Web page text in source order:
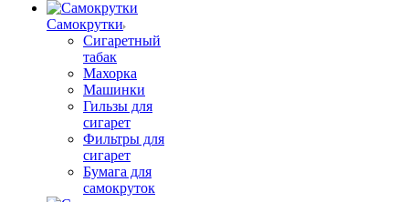
Самокрутки
Сигаретный
табак
Махорка
Машинки
Гильзы для
сигарет
Фильтры для
сигарет
Бумага для
самокруток